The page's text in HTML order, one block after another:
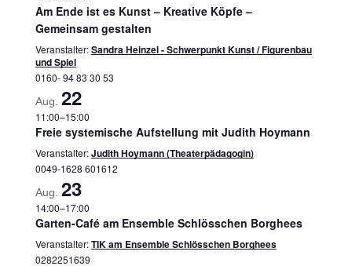
Am Ende ist es Kunst – Kreative Köpfe –
Gemeinsam gestalten
Veranstalter:Sandra Heinzel - Schwerpunkt Kunst / Figurenbau
und Spiel
0160- 94 83 30 53
Aug. 22
11:00–15:00
Freie systemische Aufstellung mit Judith Hoymann
Veranstalter:Judith Hoymann (Theaterpädagogin)
0049-1628 601612
Aug. 23
14:00–17:00
Garten-Café am Ensemble Schlösschen Borghees
Veranstalter:TIK am Ensemble Schlösschen Borghees
0282251639